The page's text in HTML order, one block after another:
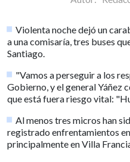
Violenta noche dejó un
a una comisaría, tres buses
Santiago.
"Vamos a perseguir a los
Gobierno, y el general Yáñez
que está fuera riesgo vital:
Al menos tres micros han
registrado enfrentamientos
principalmente en Villa